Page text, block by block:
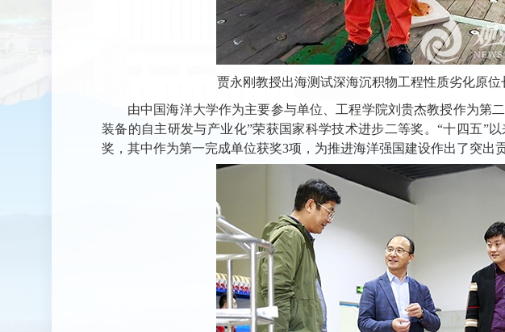
贾永刚教授出海测试深海沉积物工程性质劣化原位
由中国海洋大学作为主要参与单位、工程学院刘贵杰教授作为第
装备的自主研发与产业化”荣获国家科学技术进步二等奖。“十四五”
奖，其中作为第一完成单位获奖3项，为推进海洋强国建设作出了突出贡